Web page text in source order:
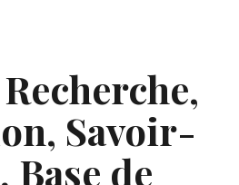
Savoir-
Base de